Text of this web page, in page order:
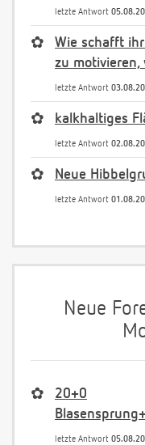
letzte Antwort
✿
Wie schafft
zu motivieren,
letzte Antwort
✿ kalkhaltiges
letzte Antwort
✿ Neue
letzte Antwort
Neue
✿
20+0
letzte Antwort